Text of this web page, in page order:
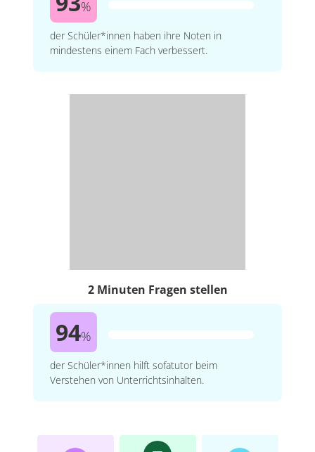
%
der Schüler*innen haben ihre Noten in
mindestens einem Fach verbessert.
2 Minuten Fragen stellen
94%
der Schüler*innen hilft sofatutor beim
Verstehen von Unterrichtsinhalten.